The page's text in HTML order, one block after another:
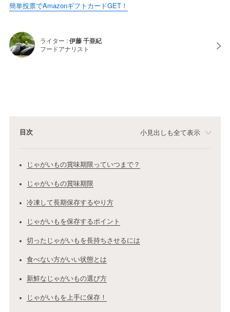
簡単投票でAmazonギフトカードGET！
ライター :伊藤 千亜紀
フードアナリスト
目次 小見出しも全て表示
じゃがいもの賞味期限っていつまで？
じゃがいもの賞味期限
冷凍して長期保存するやり方
じゃがいもを保存するポイント
切ったじゃがいもを長持ちさせるには
食べない方がいい状態とは
新鮮なじゃがいもの選び方
じゃがいもを上手に保存！